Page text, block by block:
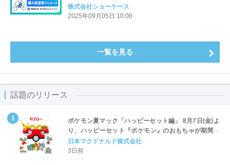
株式会社ショーケース
2025年09月05日 10:00
一覧を見る
話題のリリース
ポケモン夏マック「ハッピーセット編」 8月7日(金)よ
り、ハッピーセット『ポケモン』のおもちゃが期間限
定登場
日本マクドナルド株式会社
3日前